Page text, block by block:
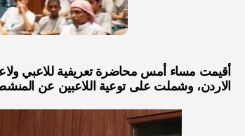
الاردن، وشملت على توعية اللاعبين عن